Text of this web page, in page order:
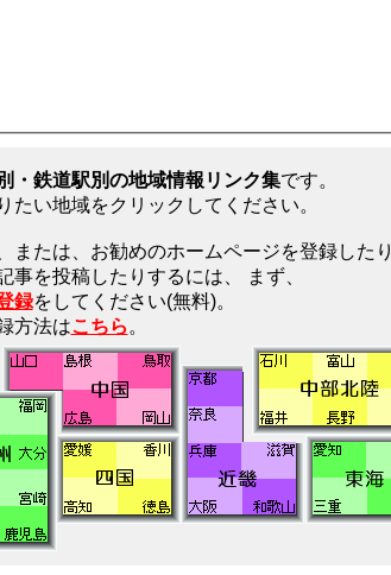
・鉄道駅別の地域情報リンク集です。
たい地域をクリックしてください。
または、お勧めのホームページを登録したり
掲示板に記事を投稿したりするには、 まず、
録をしてください(無料)。
方法はこちら 。